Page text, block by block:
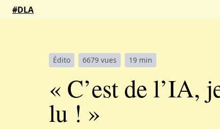
#DLA
Édito 6679 vues 19 min
« C’est de l’IA,
lu ! »